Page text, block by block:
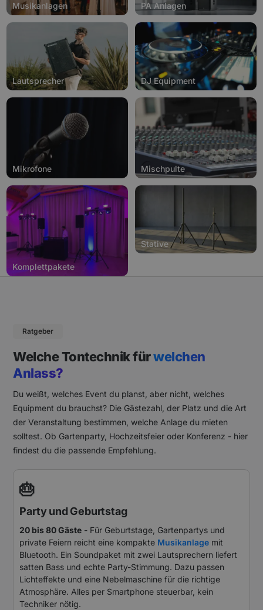
Musikanlagen PA Anlagen
Lautsprecher DJ Equipment
Mikrofone Mischpulte
Komplettpakete
Stative
Ratgeber
Welche Tontechnik fürwelchen
Anlass?
Du weißt, welches Event du planst, aber nicht, welches
Equipment du brauchst? Die Gästezahl, der Platz und die Art
der Veranstaltung bestimmen, welche Anlage du mieten
solltest. Ob Gartenparty, Hochzeitsfeier oder Konferenz - hier
findest du die passende Empfehlung.
🎂
Party und Geburtstag
20 bis 80 Gäste - Für Geburtstage, Gartenpartys und
private Feiern reicht eine kompakte Musikanlage mit
Bluetooth. Ein Soundpaket mit zwei Lautsprechern liefert
satten Bass und echte Party-Stimmung. Dazu passen
Lichteffekte und eine Nebelmaschine für die richtige
Atmosphäre. Alles per Smartphone steuerbar, kein
Techniker nötig.